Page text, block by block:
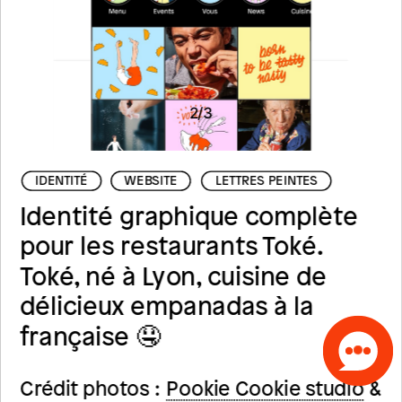
IDENTITÉ WEBSITE LETTRES PEINTES
2/3
Identité graphique complète
pour les restaurants Toké.
Toké, né à Lyon, cuisine de
délicieux empanadas à la
française 🤤
Crédit photos : Pookie Cookie studio &